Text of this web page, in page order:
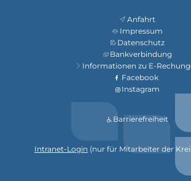
Anfahrt
Impressum
Datenschutz
Bankverbindung
Informationen zu E-
Facebook
Instagram
Barrierefreiheit
Intranet-Login (nur für Mitarbeiter der